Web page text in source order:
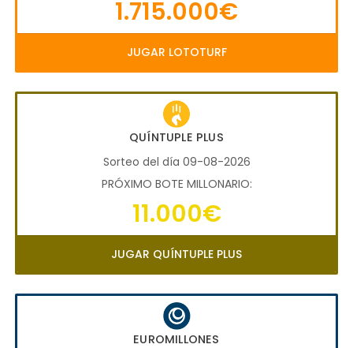
1.715.000€
JUGAR LOTOTURF
QUÍNTUPLE PLUS
Sorteo del día 09-08-2026
PRÓXIMO BOTE MILLONARIO:
11.000€
JUGAR QUÍNTUPLE PLUS
EUROMILLONES